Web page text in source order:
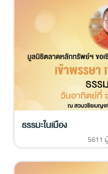
ธรรมะในเมือง
5611